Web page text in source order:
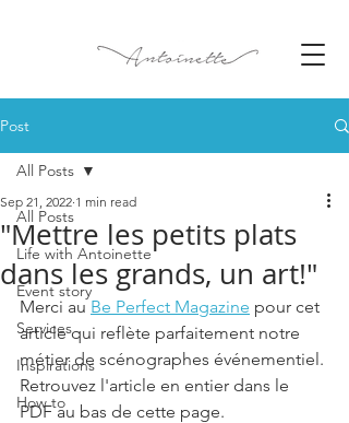
Post
All Posts
Life with Antoinette
Event story
Services
Inspirations
How to
All Posts
"Mettre les petits plats
dans les grands, un art!"
Sep 21, 2022 1 min read
Merci au Be Perfect Magazine pour cet
article qui reflète parfaitement notre
métier de scénographes événementiel.
Retrouvez l'article en entier dans le
PDF au bas de cette page.